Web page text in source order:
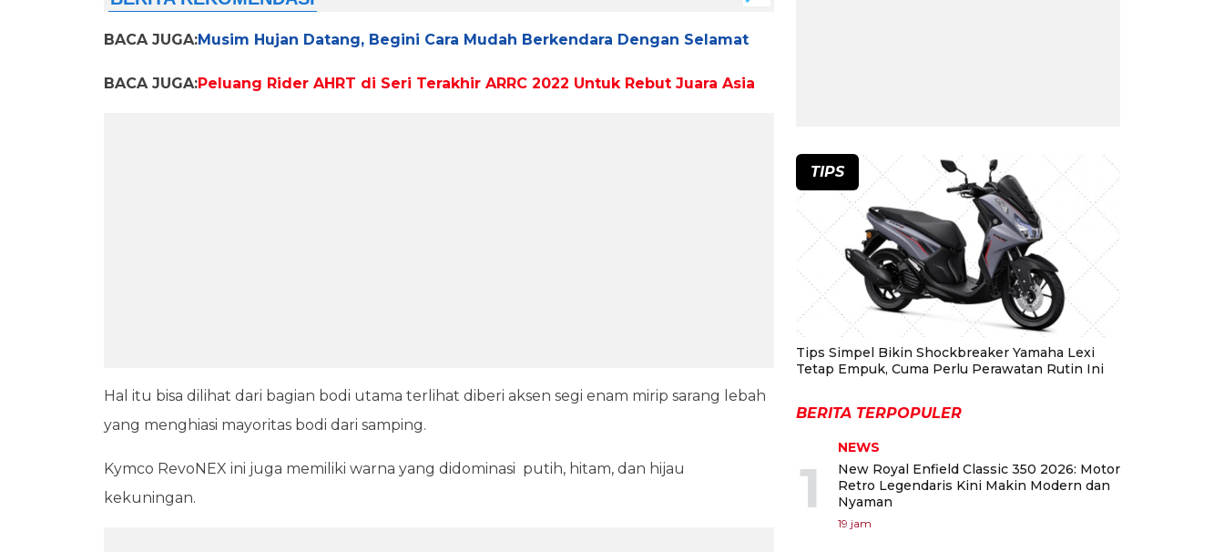
BACA JUGA:Musim Hujan Datang, Begini Cara Mudah Berkendara Dengan Selamat
BACA JUGA:Peluang Rider AHRT di Seri Terakhir ARRC 2022 Untuk Rebut Juara Asia
Hal itu bisa dilihat dari bagian bodi utama terlihat diberi aksen segi enam mirip sarang lebah
yang menghiasi mayoritas bodi dari samping.
Kymco RevoNEX ini juga memiliki warna yang didominasi putih, hitam, dan hijau
kekuningan.
TIPS
Tips Simpel Bikin Shockbreaker Yamaha Lexi
Tetap Empuk, Cuma Perlu Perawatan Rutin Ini
BERITA TERPOPULER
1
NEWS
New Royal Enfield Classic 350 2026: Motor
Retro Legendaris Kini Makin Modern dan
Nyaman
19 jam